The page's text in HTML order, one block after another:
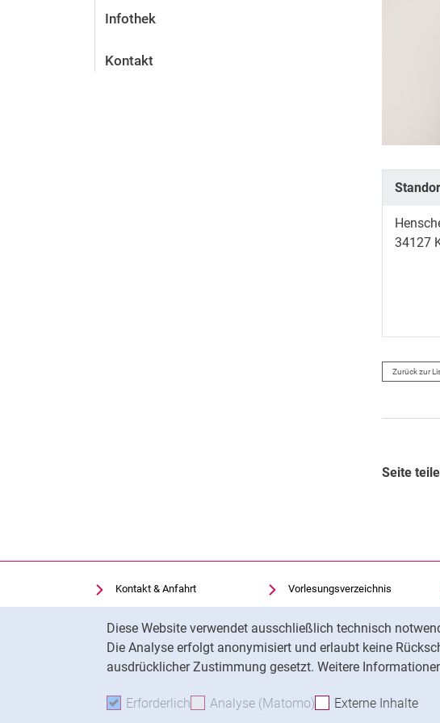
Diese Website verwendet ausschließlich technisch
Die Analyse erfolgt anonymisiert und erlaubt keine
ausdrücklicher Zustimmung gesetzt. Weitere
Erforderlich Erforderliche Cookies akzeptieren
Analyse (Matomo) Analyse-Cookies
Externe Inhalte
Infothek
Kontakt
34127
Zurück zur
Seite
Kontakt & Anfahrt
Einrichtungen suchen
Stellenangebote
Cookie-Einstellungen
Vorlesungsverzeichnis
Uni-Bibliothek
Moodle
Panopto